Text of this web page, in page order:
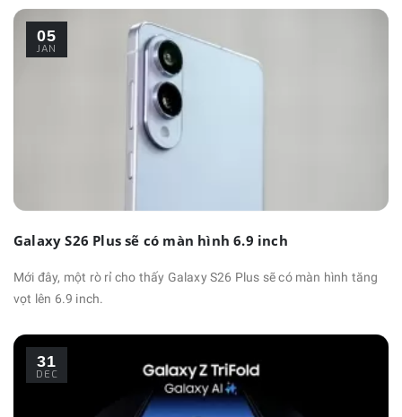
05
JAN
Galaxy S26 Plus sẽ có màn hình 6.9 inch
Mới đây, một rò rỉ cho thấy Galaxy S26 Plus sẽ có màn hình tăng
vọt lên 6.9 inch.
31
DEC